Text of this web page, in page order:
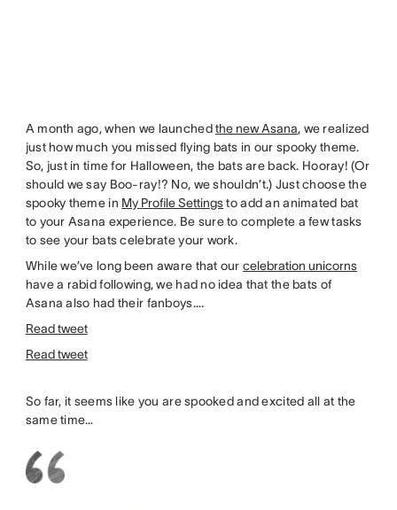
A month ago, when we launchedthe new Asana, we realized
just how much you missed flying bats in our spooky theme.
So, just in time for Halloween, the bats are back. Hooray! (Or
should we say Boo-ray!? No, we shouldn’t.) Just choose the
spooky theme in My Profile Settingsto add an animated bat
to your Asana experience. Be sure to complete a few tasks
to see your bats celebrate your work.
While we’ve long been aware that ourcelebration unicorns
have a rabid following, we had no idea that the bats of
Asana also had their fanboys….
Read tweet
Read tweet
So far, it seems like you are spooked and excited all at the
same time…